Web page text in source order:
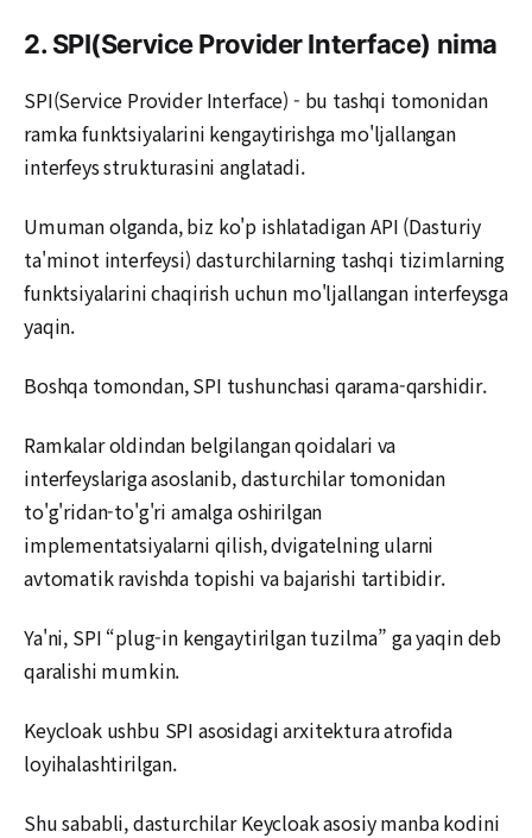
2. SPI(Service Provider Interface) nima
SPI(Service Provider Interface) - bu tashqi tomonidan
ramka funktsiyalarini kengaytirishga mo'ljallangan
interfeys strukturasini anglatadi.
Umuman olganda, biz ko'p ishlatadigan API (Dasturiy
ta'minot interfeysi) dasturchilarning tashqi tizimlarning
funktsiyalarini chaqirish uchun mo'ljallangan interfeysga
yaqin.
Boshqa tomondan, SPI tushunchasi qarama-qarshidir.
Ramkalar oldindan belgilangan qoidalari va
interfeyslariga asoslanib, dasturchilar tomonidan
to'g'ridan-to'g'ri amalga oshirilgan
implementatsiyalarni qilish, dvigatelning ularni
avtomatik ravishda topishi va bajarishi tartibidir.
Ya'ni, SPI “plug-in kengaytirilgan tuzilma” ga yaqin deb
qaralishi mumkin.
Keycloak ushbu SPI asosidagi arxitektura atrofida
loyihalashtirilgan.
Shu sababli, dasturchilar Keycloak asosiy manba kodini